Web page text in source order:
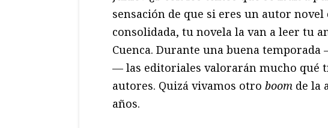
sensación de que si eres un autor
consolidada, tu novela la van a leer tu
Cuenca. Durante una buena
— las editoriales valorarán mucho qué
autores. Quizá vivamos otro boom de la
años.